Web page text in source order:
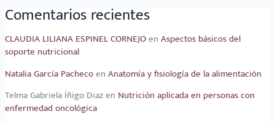
Comentarios recientes
CLAUDIA LILIANA ESPINEL CORNEJOen Aspectos básicos del
soporte nutricional
Natalia García Pachecoen Anatomía y fisiología de la alimentación
Telma Gabriela Íñigo Diazen Nutrición aplicada en personas con
enfermedad oncológica